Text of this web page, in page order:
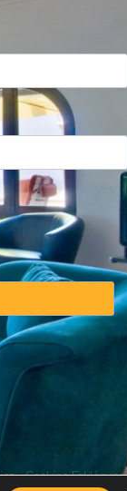
·Cookies Erklärung